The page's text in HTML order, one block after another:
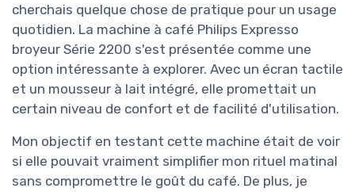
cherchais quelque chose de pratique pour un usage
quotidien. La machine à café Philips Expresso
broyeur Série 2200 s'est présentée comme une
option intéressante à explorer. Avec un écran tactile
et un mousseur à lait intégré, elle promettait un
certain niveau de confort et de facilité d'utilisation.
Mon objectif en testant cette machine était de voir
si elle pouvait vraiment simplifier mon rituel matinal
sans compromettre le goût du café. De plus, je